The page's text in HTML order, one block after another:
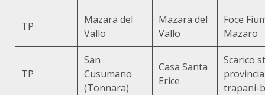
TP
Mazara del
Vallo
Mazara del
Vallo
Foce
Mazaro
TP
San
Cusumano
(Tonnara)
Casa Santa
Erice
Scarico
trapani-